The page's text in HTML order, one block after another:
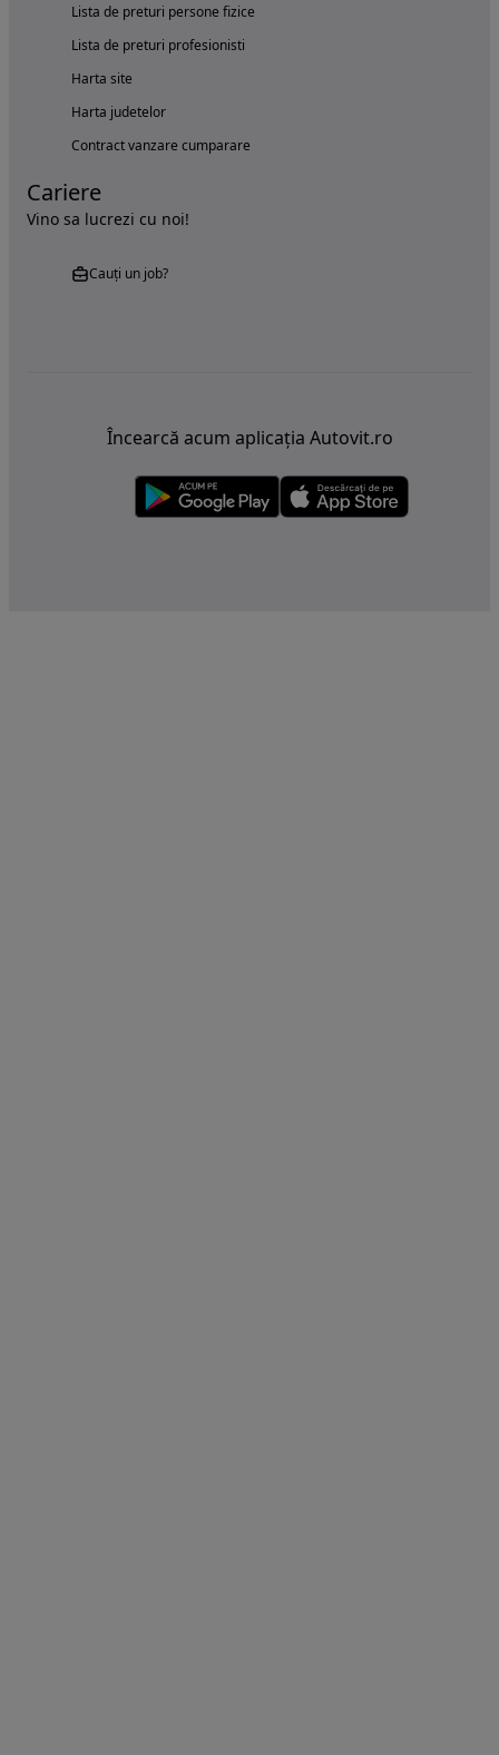
Lista de preturi persone fizice
Lista de preturi profesionisti
Harta site
Harta judetelor
Contract vanzare cumparare
Cariere
Vino sa lucrezi cu noi!
Cauți un job?
Încearcă acum aplicația Autovit.ro